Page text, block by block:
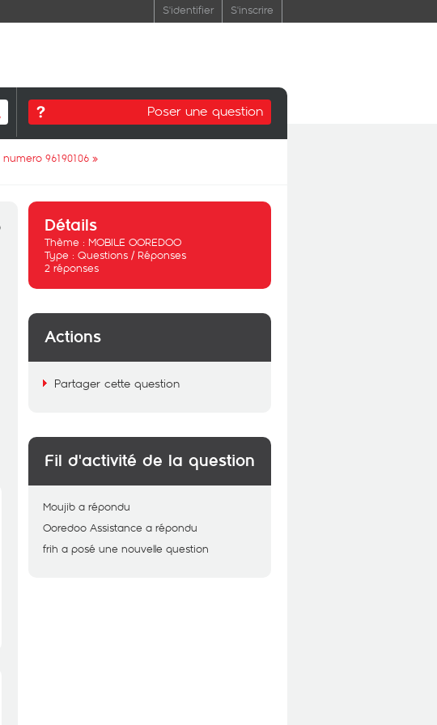
S'identifier S'inscrire
Poser une question
96190106 »
Détails
Thème : MOBILE OOREDOO
Type : Questions / Réponses
2 réponses
Actions
Partager cette question
Fil d'activité de la question
Moujib a répondu
Ooredoo Assistance a répondu
frih a posé une nouvelle question